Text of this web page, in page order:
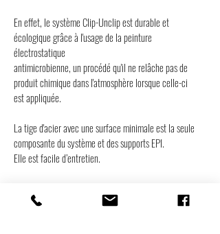
En effet, le système Clip-Unclip est durable et
écologique grâce à l'usage de la peinture
électrostatique
antimicrobienne, un procédé qu'il ne relâche pas de
produit chimique dans l'atmosphère lorsque celle-ci
est appliquée.
La tige d'acier avec une surface minimale est la seule
composante du système et des supports EPI.
Elle est facile d’entretien.
Lors de la désinfection, les deux systèmes murale et